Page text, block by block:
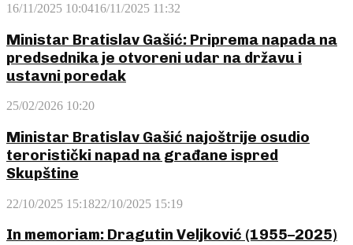
16/11/2025 10:0416/11/2025 11:32
Ministar Bratislav Gašić: Priprema napada na
predsednika je otvoreni udar na državu i
ustavni poredak
25/02/2026 10:20
Ministar Bratislav Gašić najoštrije osudio
teroristički napad na građane ispred
Skupštine
22/10/2025 15:1822/10/2025 15:19
In memoriam: Dragutin Veljković (1955–2025)